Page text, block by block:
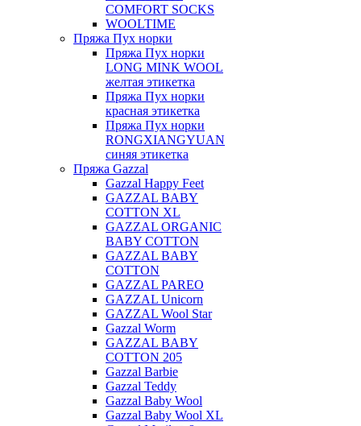
COMFORT SOCKS
WOOLTIME
Пряжа Пух норки
Пряжа Пух норки
LONG MINK WOOL
желтая этикетка
Пряжа Пух норки
красная этикетка
Пряжа Пух норки
RONGXIANGYUAN
синяя этикетка
Пряжа Gazzal
Gazzal Happy Feet
GAZZAL BABY
COTTON XL
GAZZAL ORGANIC
BABY COTTON
GAZZAL BABY
COTTON
GAZZAL PAREO
GAZZAL Unicorn
GAZZAL Wool Star
Gazzal Worm
GAZZAL BABY
COTTON 205
Gazzal Barbie
Gazzal Teddy
Gazzal Baby Wool
Gazzal Baby Wool XL